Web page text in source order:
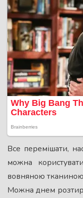
Все перемішати,
можна
вовняною
Можна днем